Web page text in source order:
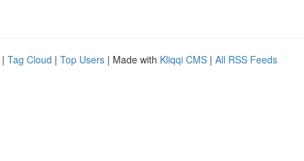
| Tag Cloud | Top Users | Made with Kliqqi CMS | All RSS Feeds